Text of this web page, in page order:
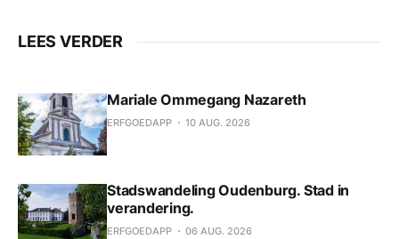
LEES VERDER
Mariale Ommegang Nazareth
ERFGOEDAPP 10 AUG. 2026
Stadswandeling Oudenburg. Stad in
verandering.
ERFGOEDAPP 06 AUG. 2026